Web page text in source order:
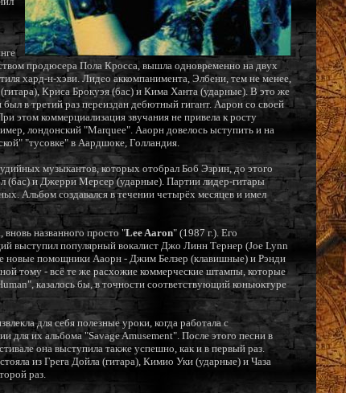
продюсера Пола Кросса, вышла одновременно на двух
хард-н-хэви. Лидео аккомпанимента, Элбени, тем не менее,
Криса Брокуэя (бас) и Кима Ханта (ударные). В это же
в третий раз переиздан дебютный гигант. Аарон со своей
этом коммерциализация звучания не привела к росту
лондонский "Marquee". Ааорн довелось ыступить и на
"тусовке" в Аардшоке, Голландия.
музыкантов, которых отобрал Боб Эзрин, до этого
(бас) и Джерри Мерсер (ударные). Партии лидер-гитары
Альбом создавался в течении четырёх месяцев и имел
названного просто "Lee Aaron" (1987 г.). Его
выступил популярный вокалист Джо Линн Тернер (Joe Lynn
новые помощники Ааорн - Джим Белзер (клавишные) и Рэнди
тому - всё те же расхожие коммерческие штампы, которые
казалось бы, в точности соответствующий коньюктуре
для себя полезные уроки, когда работала с
для их альбома "Savage Amusement". После этого песни в
она выступила также успешно, как и в первый раз.
из Грега Дойла (гитара), Кимио Уки (ударные) и Чаза
раз.